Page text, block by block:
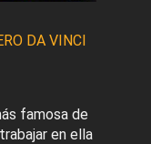
DA VINCI
famosa de
en ella